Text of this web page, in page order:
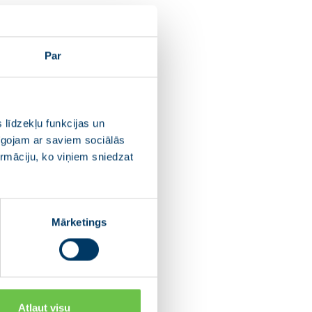
Par
līdzekļu funkcijas un
ar saviem sociālās
ko viņiem sniedzat
Mārketings
Atļaut visu
enerģētikas un
ar kaimiņvalsts
gan enerģētikas,
maz atšķirīgā,”
trim Baltijas
Tāpat pārrunāta
Baltijas valstis plāno